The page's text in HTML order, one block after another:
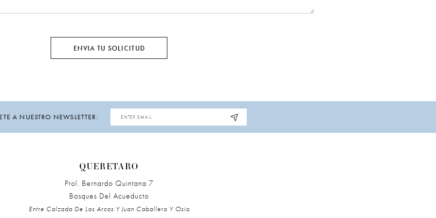
ENVIA TU SOLICITUD
A NUESTRO NEWSLETTER:
QUERETARO
Prol. Bernardo Quintana 7
Bosques Del Acueducto
Entre Calzada De Los Arcos Y Juan Caballero Y Osio